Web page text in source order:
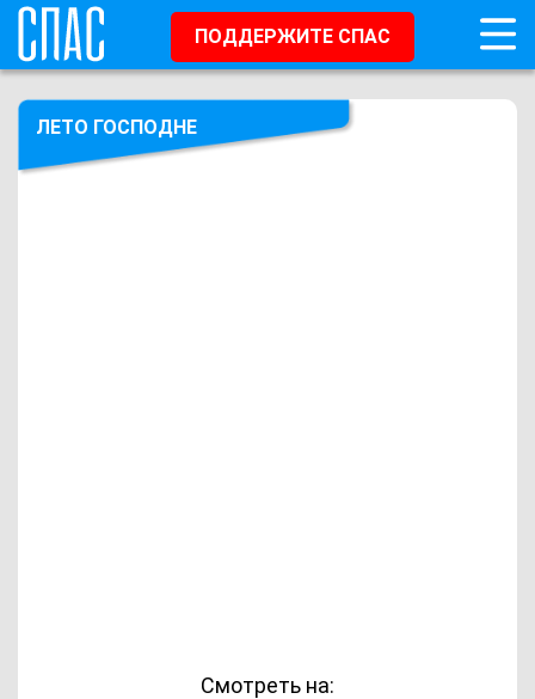
ПОДДЕРЖИТЕ СПАС
ЛЕТО ГОСПОДНЕ
Смотреть на: